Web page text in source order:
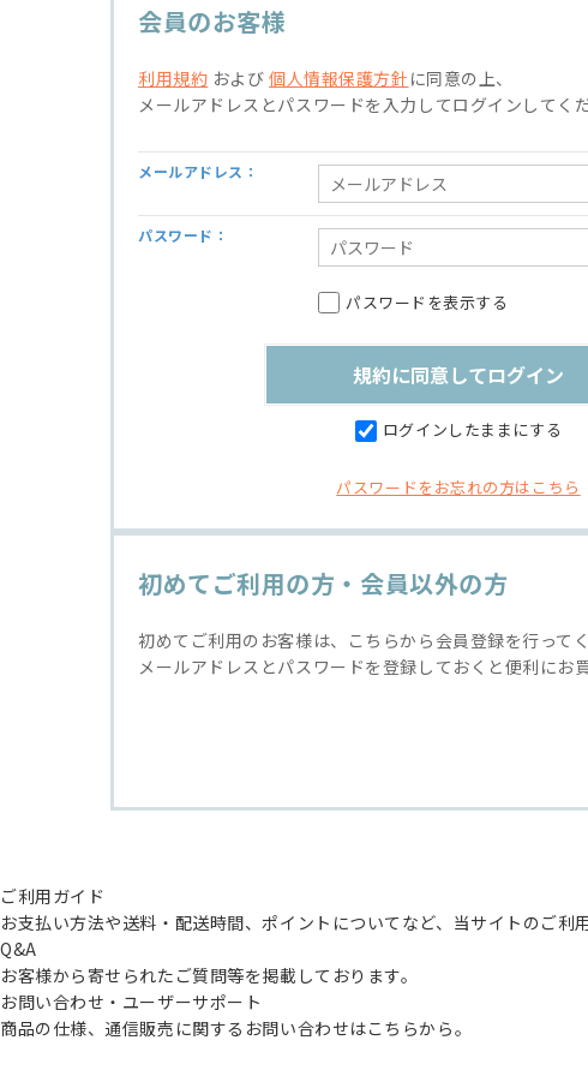
会員のお客様
利用規約 および個人情報保護方針 に同意の上、
メールアドレスとパスワードを入力してログインしてくだ
メールアドレス：
パスワード：
パスワードを表示する
ログインしたままにする
パスワードをお忘れの方はこちら
初めてご利用の方・会員以外の方
初めてご利用のお客様は、こちらから会員登録を行ってく
メールアドレスとパスワードを登録しておくと便利にお
ご利用ガイド
お支払い方法や送料・配送時間、ポイントについてなど、当サイトのご利
Q&A
お客様から寄せられたご質問等を掲載しております。
お問い合わせ・ユーザーサポート
商品の仕様、通信販売に関するお問い合わせはこちらから。